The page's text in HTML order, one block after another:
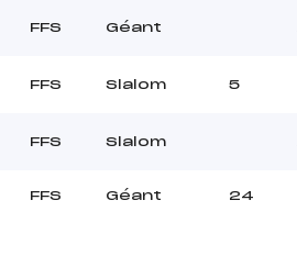
FFS Géant
FFS Slalom 5
FFS Slalom
FFS Géant 24